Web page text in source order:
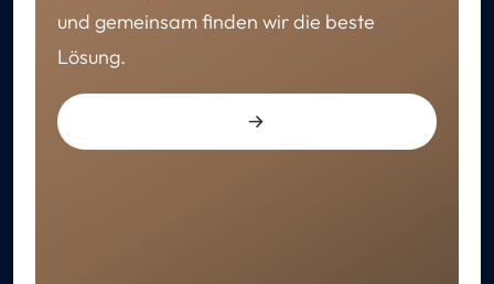
und gemeinsam finden wir die beste
Lösung.